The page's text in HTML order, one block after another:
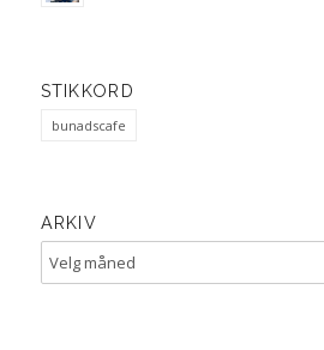
STIKKORD
bunadscafe
ARKIV